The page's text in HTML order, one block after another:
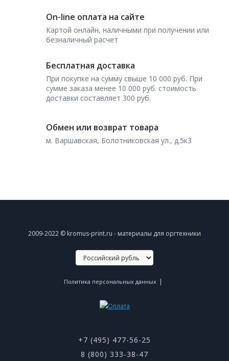
On-line оплата на сайте
Картой онлайн, наличными при получении или
безналичный расчет
Бесплатная доставка
При покупке на сумму свыше 10 000 руб. При
сумме заказа менее 10 000 руб. стоимость
доставки составляет 300 руб.
Обмен или возврат товара
м. Варшавская, Болотниковская ул., д.5к3
2009-2022 © kromus-print.ru - материалы для оргтехники
Политика персональных данных |
+7 (495) 477-56-25
8 (800) 333-38-47